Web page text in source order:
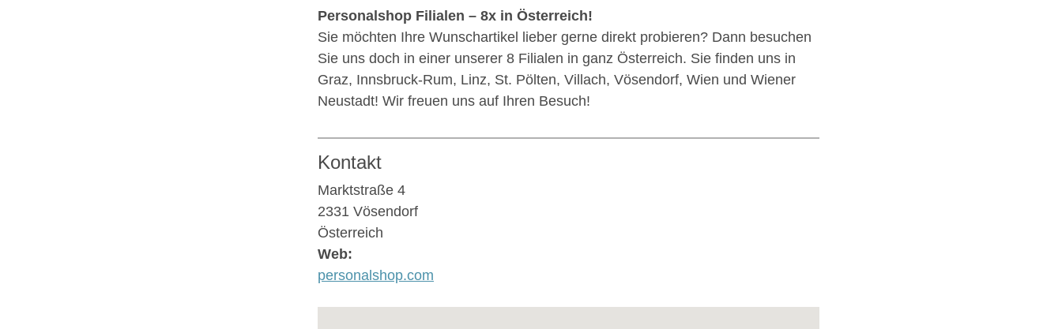
Personalshop Filialen – 8x in Österreich!
Sie möchten Ihre Wunschartikel lieber gerne direkt probieren? Dann besuchen
Sie uns doch in einer unserer 8 Filialen in ganz Österreich. Sie finden uns in
Graz, Innsbruck-Rum, Linz, St. Pölten, Villach, Vösendorf, Wien und Wiener
Neustadt! Wir freuen uns auf Ihren Besuch!
Kontakt
Marktstraße 4
2331 Vösendorf
Österreich
Web:
personalshop.com